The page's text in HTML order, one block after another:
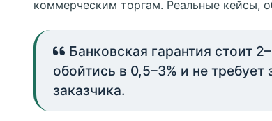
коммерческим торгам. Реальные кейсы,
Банковская гарантия стоит
обойтись в 0,5–3% и не
заказчика.